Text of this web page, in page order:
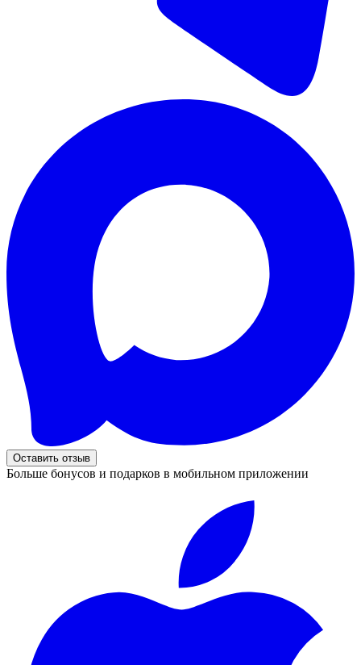
Оставить отзыв
Больше бонусов и подарков в мобильном приложении